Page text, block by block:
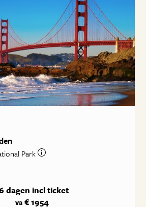
Park
dagen incl ticket
va € 1954